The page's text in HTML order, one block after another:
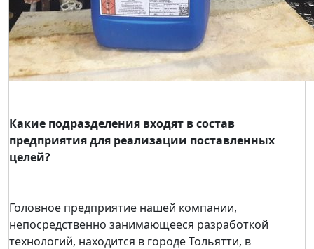
Какие подразделения входят в состав
предприятия для реализации поставленных
целей?
Головное предприятие нашей компании,
непосредственно занимающееся разработкой
технологий, находится в городе Тольятти, в